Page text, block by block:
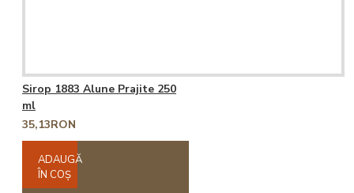
Sirop 1883 Alune Prajite 250
ml
35,13RON
ADAUGĂ
ÎN COŞ